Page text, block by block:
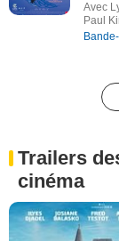
Avec
Paul
Trailers
cinéma